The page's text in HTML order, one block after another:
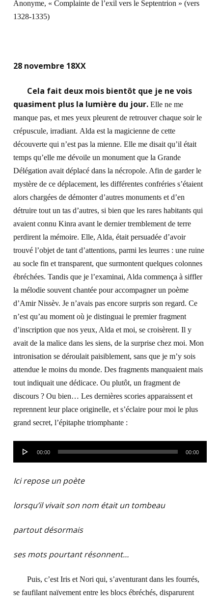
Anonyme, « Complainte de l’exil vers le Septentrion » (vers
1328-1335)
28 novembre 18XX
Cela fait deux mois bientôt que je ne vois
quasiment plus la lumière du jour.Elle ne me
manque pas, et mes yeux pleurent de retrouver chaque soir le
crépuscule, irradiant. Alda est la magicienne de cette
découverte qui n’est pas la mienne. Elle me disait qu’il était
temps qu’elle me dévoile un monument que la Grande
Délégation avait déplacé dans la nécropole. Afin de garder le
mystère de ce déplacement, les différentes confréries s’étaient
alors chargées de démonter d’autres monuments et d’en
détruire tout un tas d’autres, si bien que les rares habitants qui
avaient connu Kinra avant le dernier tremblement de terre
perdirent la mémoire. Elle, Alda, était persuadée d’avoir
trouvé l’objet de tant d’attentions, parmi les leurres : une ruine
au socle fin et transparent, que surmontent quelques colonnes
ébréchées. Tandis que je l’examinai, Alda commença à siffler
la mélodie souvent chantée pour accompagner un poème
d’Amir Nissèv. Je n’avais pas encore surpris son regard. Ce
n’est qu’au moment où je distinguai le premier fragment
d’inscription que nos yeux, Alda et moi, se croisèrent. Il y
avait de la malice dans les siens, de la surprise chez moi. Mon
intronisation se déroulait paisiblement, sans que je m’y sois
attendue le moins du monde. Des fragments manquaient mais
tout indiquait une dédicace. Ou plutôt, un fragment de
discours ? Ou bien… Les dernières scories apparaissent et
reprennent leur place originelle, et s’éclaire pour moi le plus
grand secret, l’épitaphe triomphante :
Lecteur 00:00 00:00
Ici repose un poète
lorsqu’il vivait son nom était un tombeau
partout désormais
ses mots pourtant résonnent…
Puis, c’est Iris et Nori qui, s’aventurant dans les fourrés,
se faufilant naïvement entre les blocs ébréchés, disparurent